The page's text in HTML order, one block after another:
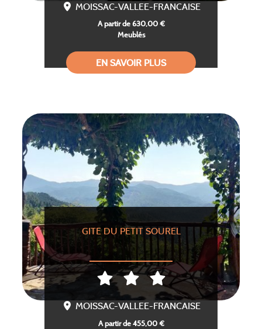
MOISSAC-VALLEE-FRANCAISE
A partir de 630,00 €
Meublés
EN SAVOIR PLUS
GITE DU PETIT SOUREL
MOISSAC-VALLEE-FRANCAISE
A partir de 455,00 €